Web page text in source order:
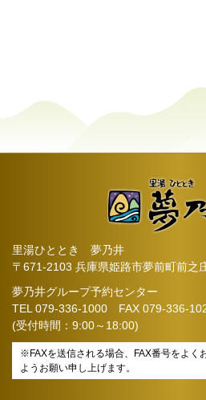
里湯ひととき 夢乃井
〒671-2103 兵庫県姫路市夢前町前之
夢乃井グループ予約センター
TEL079-336-1000 FAX 079-336-
(受付時間：9:00～18:00)
※FAXを送信される場合、FAX番号をよく
ようお願い申し上げます。